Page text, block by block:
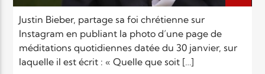
Justin Bieber, partage sa foi chrétienne sur
Instagram en publiant la photo d’une page de
méditations quotidiennes datée du 30 janvier, sur
laquelle il est écrit : « Quelle que soit […]